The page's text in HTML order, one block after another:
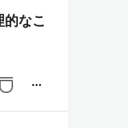
的なこ
more_horiz